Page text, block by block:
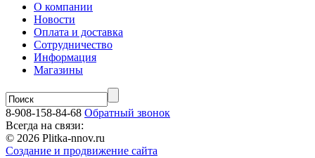
О компании
Новости
Оплата и доставка
Сотрудничество
Информация
Магазины
8-908-158-84-68 Обратный звонок
Всегда на связи:
© 2026 Plitka-nnov.ru
Создание и продвижение сайта